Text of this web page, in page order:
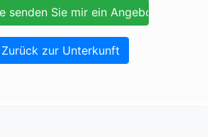
Zurück zur Unterkunft